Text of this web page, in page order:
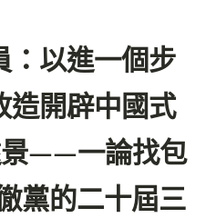
：以進一個步
造開辟中國式
——一論找包
黨的二十屆三